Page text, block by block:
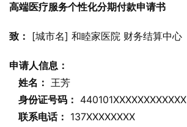
高端医疗服务个性化分期付款申请书
致： [城市名] 和睦家医院 财务结算中心
申请人信息：
姓名： 王芳
身份证号码： 440101XXXXXXXXXXXX
联系电话： 137XXXXXXXX